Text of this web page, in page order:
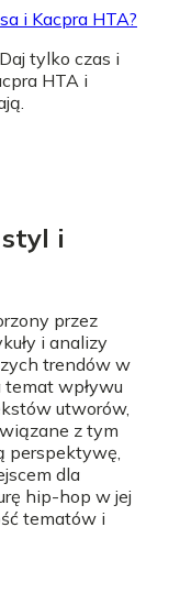
i Kacpra HTA?
tylko czas i
HTA i
i
przez
i analizy
trendów w
temat wpływu
utworów,
z tym
perspektywę,
dla
hip-hop w jej
tematów i